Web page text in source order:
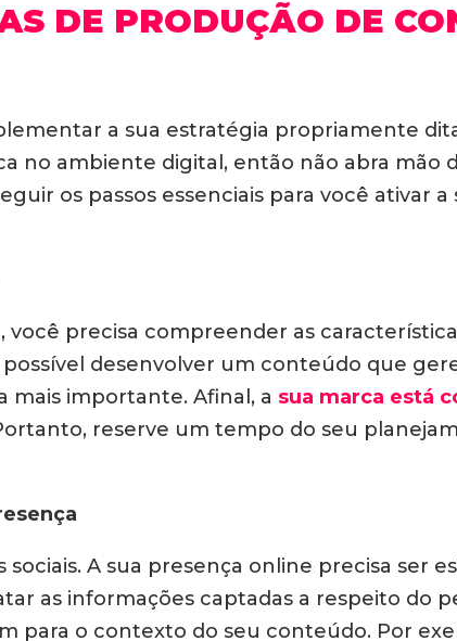
DE PRODUÇÃO DE
a sua estratégia propriamente
no ambiente digital, então não abra mão
os passos essenciais para você ativar
precisa compreender as
desenvolver um conteúdo que
mais importante. Afinal, a sua marca está
reserve um tempo do seu
A sua presença online precisa ser
as informações captadas a respeito do
para o contexto do seu conteúdo. Por